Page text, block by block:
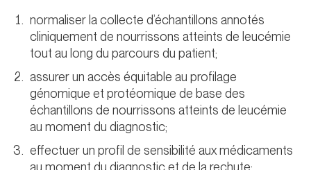
normaliser la collecte d’échantillons annotés
cliniquement de nourrissons atteints de leucémie
tout au long du parcours du patient;
assurer un accès équitable au profilage
génomique et protéomique de base des
échantillons de nourrissons atteints de leucémie
au moment du diagnostic;
effectuer un profil de sensibilité aux médicaments
au moment du diagnostic et de la rechute;